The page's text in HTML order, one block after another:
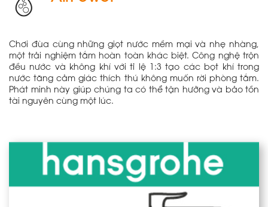
Chơi đùa cùng những giọt nước mềm mại và nhẹ nhàng,
một trải nghiệm tắm hoàn toàn khác biệt. Công nghệ trộn
đều nước và không khí với tỉ lệ 1:3 tạo các bọt khí trong
nước tăng cảm giác thích thú không muốn rời phòng tắm.
Phát minh này giúp chúng ta có thể tận hưởng và bảo tồn
tài nguyên cùng một lúc.